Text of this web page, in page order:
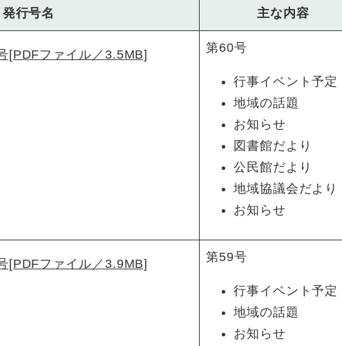
発行号名 主な内容
[PDFファイル／3.5MB] 第60号
行事イベント予定
地域の話題
お知らせ
図書館だより
公民館だより
地域協議会だより
お知らせ
[PDFファイル／3.9MB] 第59号
行事イベント予定
地域の話題
お知らせ